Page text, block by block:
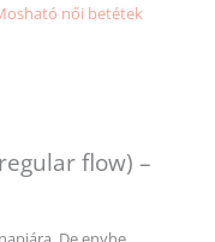
női betétek
flow) –